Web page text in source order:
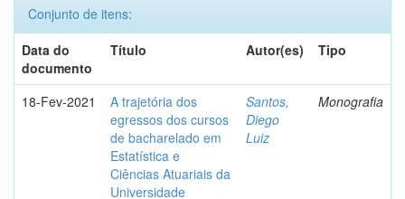
Conjunto de itens:
Data do
documento
Título Autor(es) Tipo
18-Fev-2021
A trajetória dos
egressos dos cursos
de bacharelado em
Estatística e
Ciências Atuariais da
Universidade
Santos,
Diego
Luiz
Monografia